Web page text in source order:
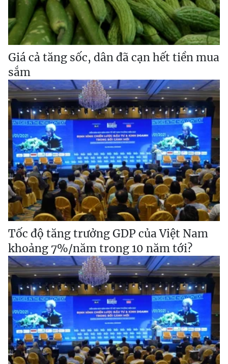
Giá cả tăng sốc, dân đã cạn hết tiền mua
sắm
Tốc độ tăng trưởng GDP của Việt Nam
khoảng 7%/năm trong 10 năm tới?